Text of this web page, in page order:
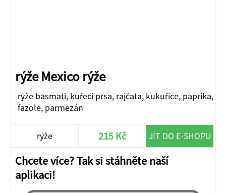
rýže Mexico rýže
rýže basmati, kuřecí prsa, rajčata, kukuřice, paprika,
fazole, parmezán
rýže 215 Kč JÍT DO E-SHOPU
Chcete více? Tak si stáhněte naší
aplikaci!